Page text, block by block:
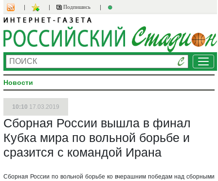
Подпишись
Новости
10:10 17.03.2019
Сборная России вышла в финал
Кубка мира по вольной борьбе и
сразится с командой Ирана
Сборная России по вольной борьбе ко вчерашним победам над сборными